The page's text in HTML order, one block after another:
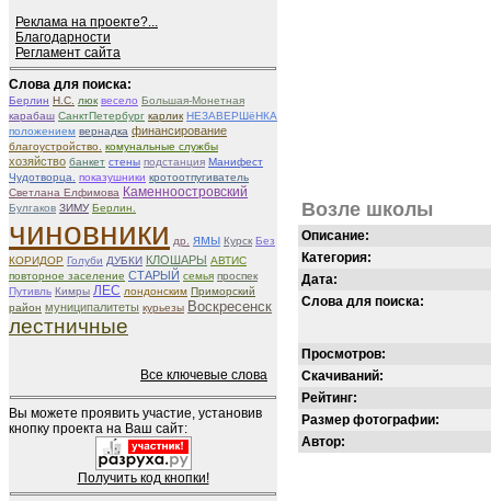
Реклама на проекте?...
Благодарности
Регламент сайта
Слова для поиска:
Берлин Н.С. люк весело Большая-Монетная
карабаш СанктПетербург карлик НЕЗАВЕРШёНКА
положением вернадка финансирование
благоустройство. комунальные службы
хозяйство банкет стены подстанция Манифест
Чудотворца.
показушники кротоотпугиватель
Светлана Елфимова Каменноостровский
Булгаков ЗИМУ Берлин.
чиновники др. ямы Курск Без
КОРИДОР Голуби ДУБКИ КЛОШАРЫ АВТИС
повторное заселение СТАРЫЙ семья проспек
Путивль Кимры ЛЕС лондонским Приморский
район муниципалитеты курьезы Воскресенск
лестничные
Все ключевые слова
Вы можете проявить участие, установив
кнопку проекта на Ваш сайт:
Получить код кнопки!
Возле школы
Описание:
Категория:
Дата:
Слова для поиска:
Просмотров:
Скачиваний:
Рейтинг:
Размер фотографии:
Автор: